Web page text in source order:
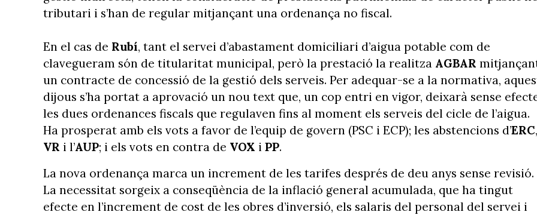
tributari i s’han de regular mitjançant una ordenança no fiscal.
En el cas de Rubí, tant el servei d’abastament domiciliari d’aigua potable com de
clavegueram són de titularitat municipal, però la prestació la realitza AGBAR
un contracte de concessió de la gestió dels serveis. Per adequar-se a la normativa,
dijous s’ha portat a aprovació un nou text que, un cop entri en vigor, deixarà sense
les dues ordenances fiscals que regulaven fins al moment els serveis del cicle de l’aigua.
Ha prosperat amb els vots a favor de l’equip de govern (PSC i ECP); les abstencions d’ERC,
VR i l’AUP; i els vots en contra de VOX i PP.
La nova ordenança marca un increment de les tarifes després de deu anys sense revisió.
La necessitat sorgeix a conseqüència de la inflació general acumulada, que ha tingut
efecte en l’increment de cost de les obres d’inversió, els salaris del personal del servei i